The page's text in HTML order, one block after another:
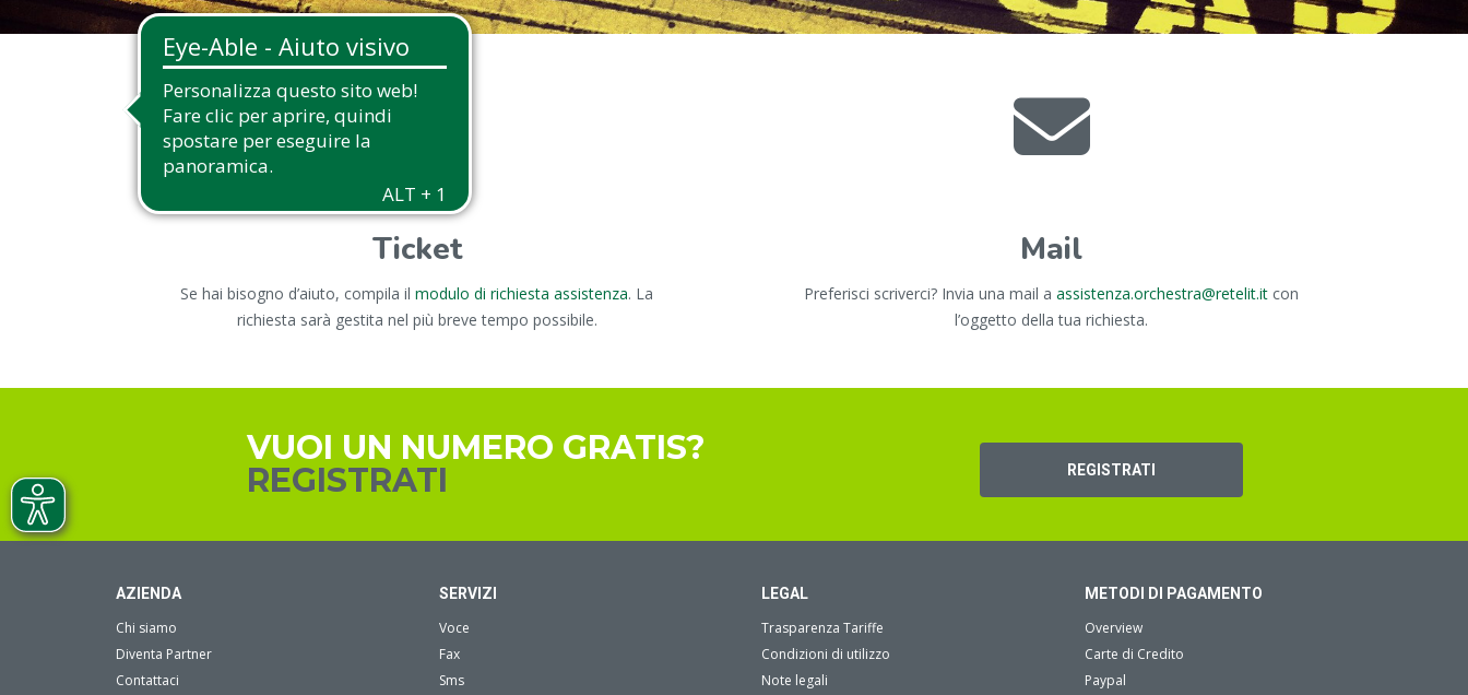
Ticket
Se hai bisogno d’aiuto, compila il modulo di richiesta assistenza. La
richiesta sarà gestita nel più breve tempo possibile.
Mail
Preferisci scriverci? Invia una mail a assistenza.orchestra@retelit.it con
l’oggetto della tua richiesta.
VUOI UN NUMERO GRATIS?
REGISTRATI
REGISTRATI
AZIENDA
Chi siamo
Diventa Partner
Contattaci
SERVIZI
Voce
Fax
Sms
LEGAL
Trasparenza Tariffe
Condizioni di utilizzo
Note legali
METODI DI PAGAMENTO
Overview
Carte di Credito
Paypal